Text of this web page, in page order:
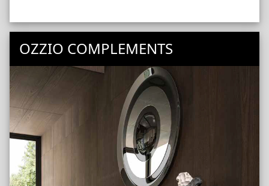
OZZIO COMPLEMENTS